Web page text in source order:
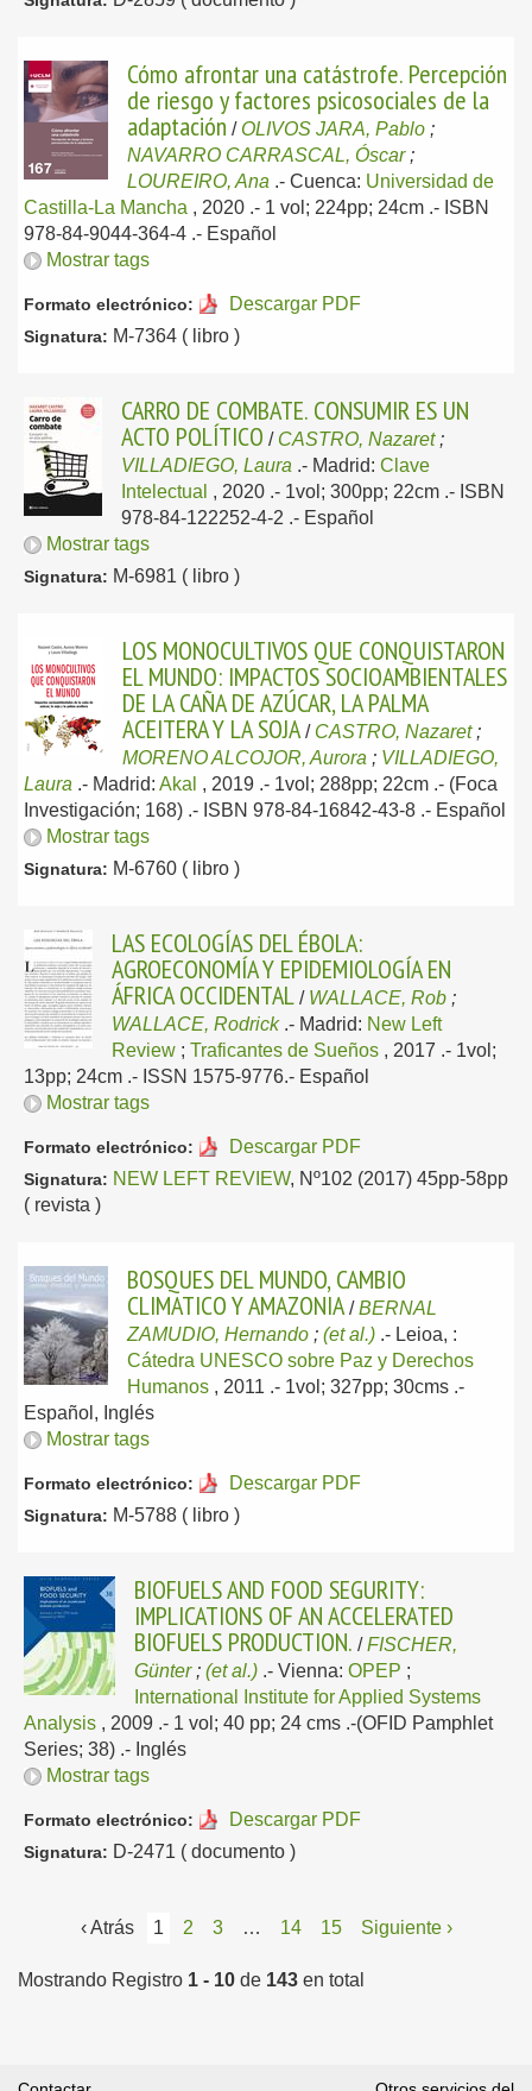
Cómo afrontar una catástrofe. Percepción
de riesgo y factores psicosociales de la
adaptación / OLIVOS JARA, Pablo ;
NAVARRO CARRASCAL, Óscar;
LOUREIRO, Ana .- Cuenca: Universidad de
Castilla-La Mancha , 2020 .- 1 vol; 224pp; 24cm .- ISBN
978-84-9044-364-4 .- Español
Mostrar tags
Formato electrónico: Descargar PDF
Signatura: M-7364 ( libro )
CARRO DE COMBATE. CONSUMIR ES UN
ACTO POLÍTICO / CASTRO, Nazaret;
VILLADIEGO, Laura .- Madrid: Clave
Intelectual , 2020 .- 1vol; 300pp; 22cm .- ISBN
978-84-122252-4-2 .- Español
Mostrar tags
Signatura: M-6981 ( libro )
LOS MONOCULTIVOS QUE CONQUISTARON
EL MUNDO: IMPACTOS SOCIOAMBIENTALES
DE LA CAÑA DE AZÚCAR, LA PALMA
ACEITERA Y LA SOJA / CASTRO, Nazaret;
MORENO ALCOJOR, Aurora ; VILLADIEGO,
Laura .- Madrid: Akal , 2019 .- 1vol; 288pp; 22cm .- (Foca
Investigación; 168) .- ISBN 978-84-16842-43-8 .- Español
Mostrar tags
Signatura: M-6760 ( libro )
LAS ECOLOGÍAS DEL ÉBOLA:
AGROECONOMÍA Y EPIDEMIOLOGÍA EN
ÁFRICA OCCIDENTAL / WALLACE, Rob ;
WALLACE, Rodrick .- Madrid: New Left
Review ; Traficantes de Sueños , 2017 .- 1vol;
13pp; 24cm .- ISSN 1575-9776.- Español
Mostrar tags
Formato electrónico: Descargar PDF
Signatura: NEW LEFT REVIEW, Nº102 (2017) 45pp-58pp
( revista )
BOSQUES DEL MUNDO, CAMBIO
CLIMATICO Y AMAZONIA /BERNAL
ZAMUDIO, Hernando ; (et al.) .- Leioa, :
Cátedra UNESCO sobre Paz y Derechos
Humanos , 2011 .- 1vol; 327pp; 30cms .-
Español, Inglés
Mostrar tags
Formato electrónico: Descargar PDF
Signatura: M-5788 ( libro )
BIOFUELS AND FOOD SEGURITY:
IMPLICATIONS OF AN ACCELERATED
BIOFUELS PRODUCTION. /FISCHER,
Günter; (et al.) .- Vienna: OPEP ;
International Institute for Applied Systems
Analysis , 2009 .- 1 vol; 40 pp; 24 cms .-(OFID Pamphlet
Series; 38) .- Inglés
Mostrar tags
Formato electrónico: Descargar PDF
Signatura: D-2471 ( documento )
‹ Atrás 1 2 3 … 14 15 Siguiente ›
Mostrando Registro 1 - 10 de 143 en total